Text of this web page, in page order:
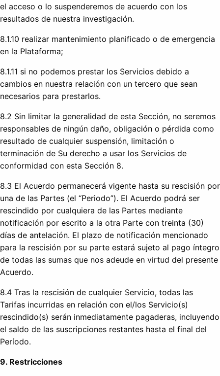
el acceso o lo suspenderemos de acuerdo con los
resultados de nuestra investigación.
8.1.10 realizar mantenimiento planificado o de emergencia
en la Plataforma;
8.1.11 si no podemos prestar los Servicios debido a
cambios en nuestra relación con un tercero que sean
necesarios para prestarlos.
8.2 Sin limitar la generalidad de esta Sección, no seremos
responsables de ningún daño, obligación o pérdida como
resultado de cualquier suspensión, limitación o
terminación de Su derecho a usar los Servicios de
conformidad con esta Sección 8.
8.3 El Acuerdo permanecerá vigente hasta su rescisión por
una de las Partes (el “Periodo”). El Acuerdo podrá ser
rescindido por cualquiera de las Partes mediante
notificación por escrito a la otra Parte con treinta (30)
días de antelación. El plazo de notificación mencionado
para la rescisión por su parte estará sujeto al pago íntegro
de todas las sumas que nos adeude en virtud del presente
Acuerdo.
8.4 Tras la rescisión de cualquier Servicio, todas las
Tarifas incurridas en relación con el/los Servicio(s)
rescindido(s) serán inmediatamente pagaderas, incluyendo
el saldo de las suscripciones restantes hasta el final del
Período.
9. Restricciones